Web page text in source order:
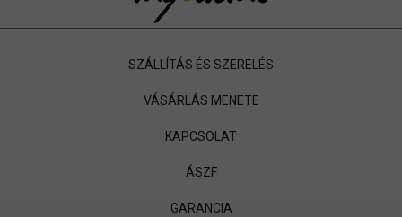
SZÁLLÍTÁS ÉS SZERELÉS
VÁSÁRLÁS MENETE
KAPCSOLAT
ÁSZF
GARANCIA